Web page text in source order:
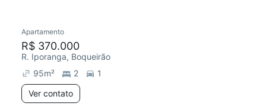
Redecorar
Apartamento
R$ 370.000
R. Iporanga, Boqueirão
95m² 2
1
Ver contato